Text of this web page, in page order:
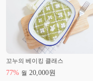
꼬누의 베이킹 클래스
77% 월 20,000원